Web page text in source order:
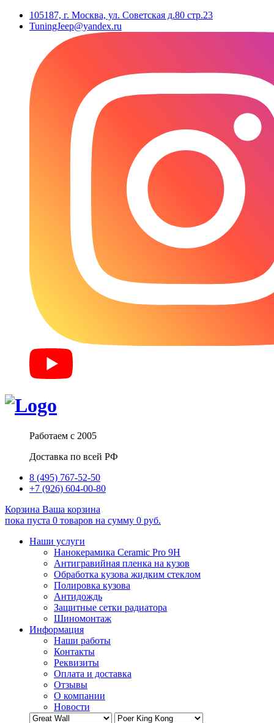
105187, г. Москва, ул. Советская д.80 стр.23
TuningJeep@yandex.ru
Работаем с 2005
Доставка по всей РФ
8 (495) 767-52-50
+7 (926) 604-00-80
Корзина Ваша корзина
пока пуста 0 товаров на сумму 0 руб.
Наши услуги
Нанокерамика Ceramic Pro 9H
Антигравийная пленка на кузов
Обработка кузова жидким стеклом
Полировка кузова
Антидождь
Защитные сетки радиатора
Шиномонтаж
Информация
Наши работы
Контакты
Реквизиты
Оплата и доставка
Отзывы
О компании
Новости